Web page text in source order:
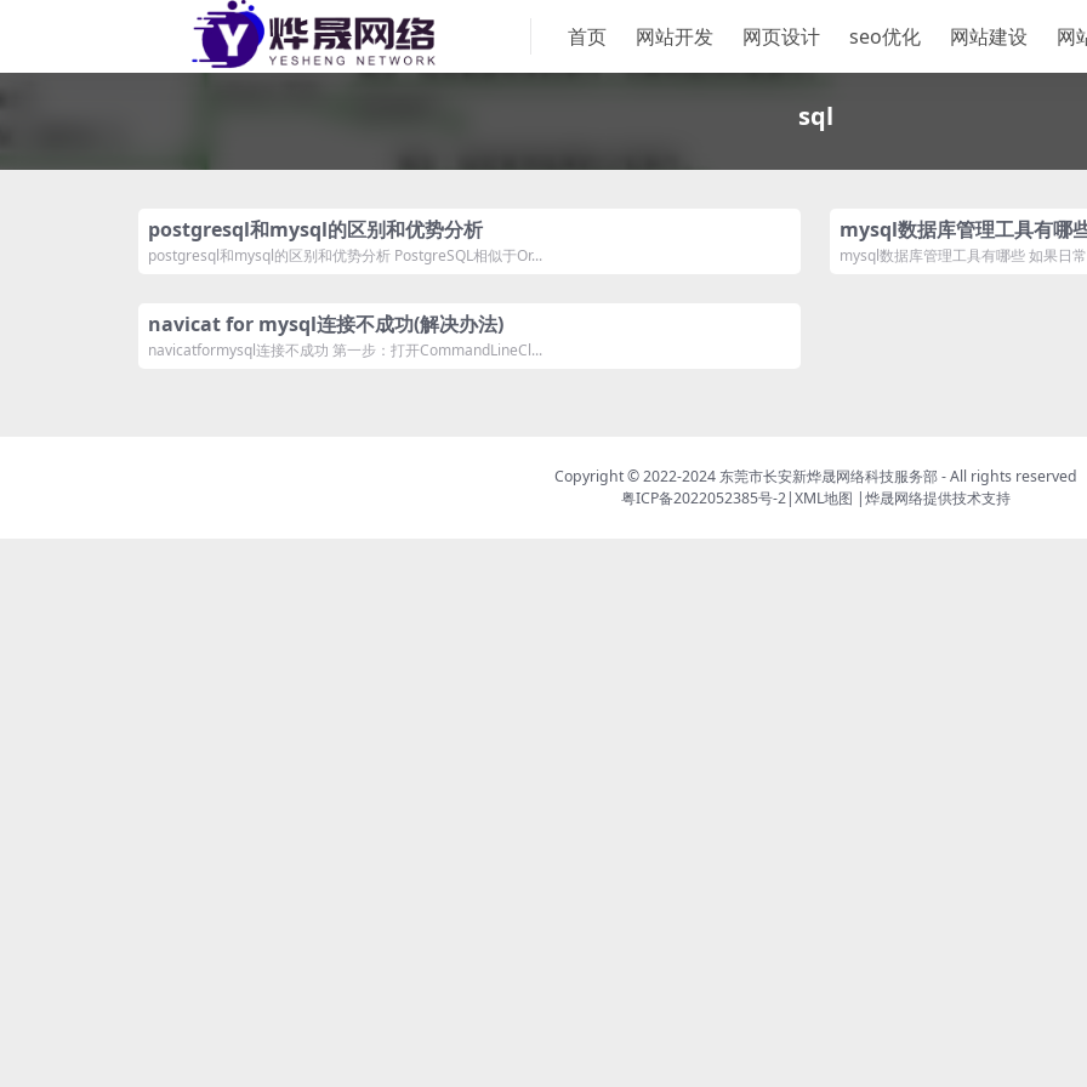
首页 网站开发 网页设计 seo优化 网站建设 网
sql
postgresql和mysql的区别和优势分析
postgresql和mysql的区别和优势分析 PostgreSQL相似于Or...
mysql数据库管理工具有哪
mysql数据库管理工具有哪些 如果日
navicat for mysql连接不成功(解决办法)
navicatformysql连接不成功 第一步：打开CommandLineCl...
Copyright © 2022-2024 东莞市长安新烨晟网络科技服务部- All rights reserved
粤ICP备2022052385号-2|XML地图 |烨晟网络提供技术支持